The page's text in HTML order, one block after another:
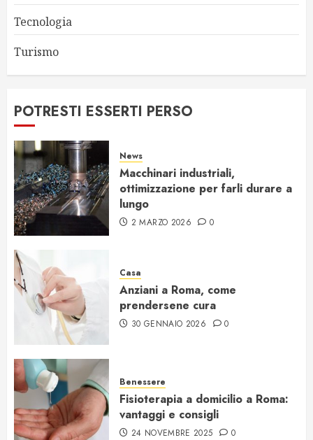
Tecnologia
Turismo
POTRESTI ESSERTI PERSO
News
Macchinari industriali,
ottimizzazione per farli durare a
lungo
2 MARZO 2026 0
Casa
Anziani a Roma, come
prendersene cura
30 GENNAIO 2026 0
Benessere
Fisioterapia a domicilio a Roma:
vantaggi e consigli
24 NOVEMBRE 2025 0